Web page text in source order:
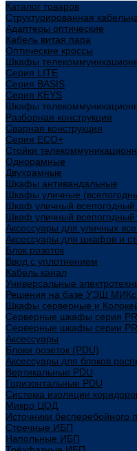
Каталог товаров
Структурированная
Адаптеры оптические
Кабель витая пара
Оптические кроссы
Шкафы
Cерия LITE
Cерия BASIS
Cерия KEYS
Шкафы
Разборная конструкция
Сварная конструкция
Серия ECO+
Стойки
Однорамные
Двухрамные
Шкафы антивандальные
Шкафы уличные
Шкаф уличный всепогодный
Шкаф уличный всепогодный
Аксессуары для уличных
Аксессуары для шкафов и
Блок розеток
Ввод с уплотнением
Кабель канал
Универсальные
Решения на базе УЭШ
Шкафы серверные и
Серверные шкафы серия
Серверные шкафы серии
Аксессуары
Блоки розеток (PDU)
Аксессуары для блоков
Вертикальные PDU
Горизонтальные PDU
Система изоляции
Микро ЦОД
Источники бесперебойного
Стоечные ИБП
Напольные ИБП